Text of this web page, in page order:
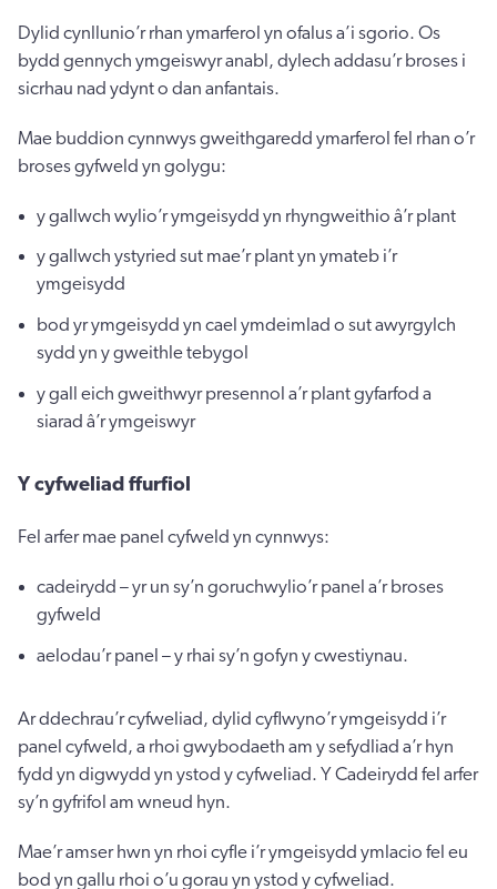
Dylid cynllunio’r rhan ymarferol yn ofalus a’i sgorio. Os
bydd gennych ymgeiswyr anabl, dylech addasu’r broses i
sicrhau nad ydynt o dan anfantais.
Mae buddion cynnwys gweithgaredd ymarferol fel rhan o’r
broses gyfweld yn golygu:
y gallwch wylio’r ymgeisydd yn rhyngweithio â’r plant
y gallwch ystyried sut mae’r plant yn ymateb i’r
ymgeisydd
bod yr ymgeisydd yn cael ymdeimlad o sut awyrgylch
sydd yn y gweithle tebygol
y gall eich gweithwyr presennol a’r plant gyfarfod a
siarad â’r ymgeiswyr
Y cyfweliad ffurfiol
Fel arfer mae panel cyfweld yn cynnwys:
cadeirydd – yr un sy’n goruchwylio’r panel a’r broses
gyfweld
aelodau’r panel – y rhai sy’n gofyn y cwestiynau.
Ar ddechrau’r cyfweliad, dylid cyflwyno’r ymgeisydd i’r
panel cyfweld, a rhoi gwybodaeth am y sefydliad a’r hyn
fydd yn digwydd yn ystod y cyfweliad. Y Cadeirydd fel arfer
sy’n gyfrifol am wneud hyn.
Mae’r amser hwn yn rhoi cyfle i’r ymgeisydd ymlacio fel eu
bod yn gallu rhoi o’u gorau yn ystod y cyfweliad.